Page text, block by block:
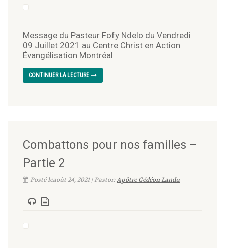
Message du Pasteur Fofy Ndelo du Vendredi
09 Juillet 2021 au Centre Christ en Action
Évangélisation Montréal
CONTINUER LA LECTURE
Combattons pour nos familles –
Partie 2
Posté leaoût 24, 2021 | Pastor:Apôtre Gédéon Landu